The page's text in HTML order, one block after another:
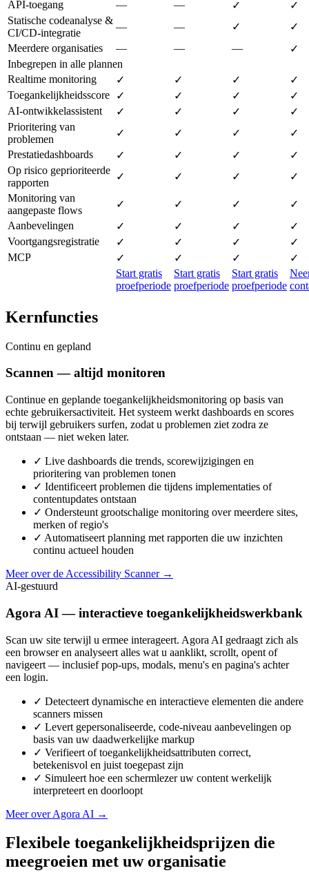
API-toegang — — ✓
✓
Statische codeanalyse &
CI/CD-integratie
— — ✓
✓
Meerdere organisaties
— — —
✓
Inbegrepen in alle plannen
Realtime monitoring
✓ ✓ ✓
✓
Toegankelijkheidsscore
✓ ✓ ✓
✓
AI-ontwikkelassistent
✓ ✓ ✓
✓
Prioritering van
problemen
✓ ✓ ✓
✓
Prestatiedashboards
✓ ✓ ✓
✓
Op risico geprioriteerde
rapporten
✓ ✓ ✓
✓
Monitoring van
aangepaste flows
✓ ✓ ✓
✓
Aanbevelingen
✓ ✓ ✓
✓
Voortgangsregistratie
✓ ✓ ✓
✓
MCP
✓ ✓ ✓
✓
Start gratis
proefperiode
Start gratis
proefperiode
Start gratis
proefperiode
Kernfuncties
Continu en gepland
Scannen — altijd monitoren
Continue en geplande toegankelijkheidsmonitoring op basis van
echte gebruikersactiviteit. Het systeem werkt dashboards en scores
bij terwijl gebruikers surfen, zodat u problemen ziet zodra ze
ontstaan — niet weken later.
✓ Live dashboards die trends, scorewijzigingen en
prioritering van problemen tonen
✓ Identificeert problemen die tijdens implementaties of
contentupdates ontstaan
✓ Ondersteunt grootschalige monitoring over meerdere sites,
merken of regio's
✓ Automatiseert planning met rapporten die uw inzichten
continu actueel houden
Meer over de Accessibility Scanner →
AI-gestuurd
Agora AI — interactieve toegankelijkheidswerkbank
Scan uw site terwijl u ermee interageert. Agora AI gedraagt zich als
een browser en analyseert alles wat u aanklikt, scrollt, opent of
navigeert — inclusief pop-ups, modals, menu's en pagina's achter
een login.
✓ Detecteert dynamische en interactieve elementen die andere
scanners missen
✓ Levert gepersonaliseerde, code-niveau aanbevelingen op
basis van uw daadwerkelijke markup
✓ Verifieert of toegankelijkheidsattributen correct,
betekenisvol en juist toegepast zijn
✓ Simuleert hoe een schermlezer uw content werkelijk
interpreteert en doorloopt
Meer over Agora AI →
Flexibele toegankelijkheidsprijzen die
meegroeien met uw organisatie